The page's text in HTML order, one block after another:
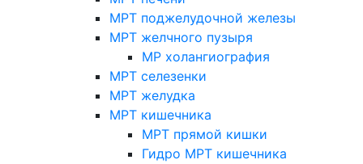
МРТ поджелудочной железы
МРТ желчного пузыря
МР холангиография
МРТ селезенки
МРТ желудка
МРТ кишечника
МРТ прямой кишки
Гидро МРТ кишечника